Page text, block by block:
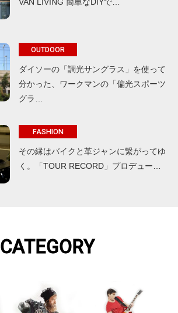
OUTDOOR
ダイソーの「調光サングラス」を使って
分かった、ワークマンの「偏光スポーツ
グラ…
FASHION
その縁はバイクと革ジャンに繋がってゆ
く。「TOUR RECORD」プロデュー…
CATEGORY